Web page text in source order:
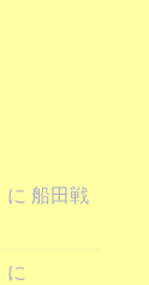
に船田戦
に